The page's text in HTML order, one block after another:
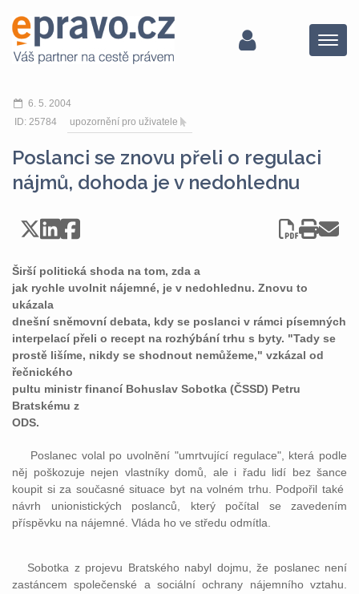
Menu
6. 5. 2004
ID: 25784
upozornění pro uživatele
Poslanci se znovu přeli o regulaci
nájmů, dohoda je v nedohlednu
Širší politická shoda na tom, zda a
jak rychle uvolnit nájemné, je v nedohlednu. Znovu to
ukázala
dnešní sněmovní debata, kdy se poslanci v rámci písemných
interpelací přeli o recept na rozhýbání trhu s byty. "Tady se
prostě lišíme, nikdy se shodnout nemůžeme," vzkázal od
řečnického
pultu ministr financí Bohuslav Sobotka (ČSSD) Petru
Bratskému z
ODS.
Poslanec volal po uvolnění "umrtvující regulace", která podle
něj poškozuje nejen vlastníky domů, ale i řadu lidí bez šance
koupit si za současné situace byt na volném trhu. Podpořil také
návrh unionistických poslanců, který počítal se zavedením
příspěvku na nájemné. Vláda ho ve středu odmítla.
Sobotka z projevu Bratského nabyl dojmu, že poslanec není
zastáncem společenské a sociální ochrany nájemního vztahu.